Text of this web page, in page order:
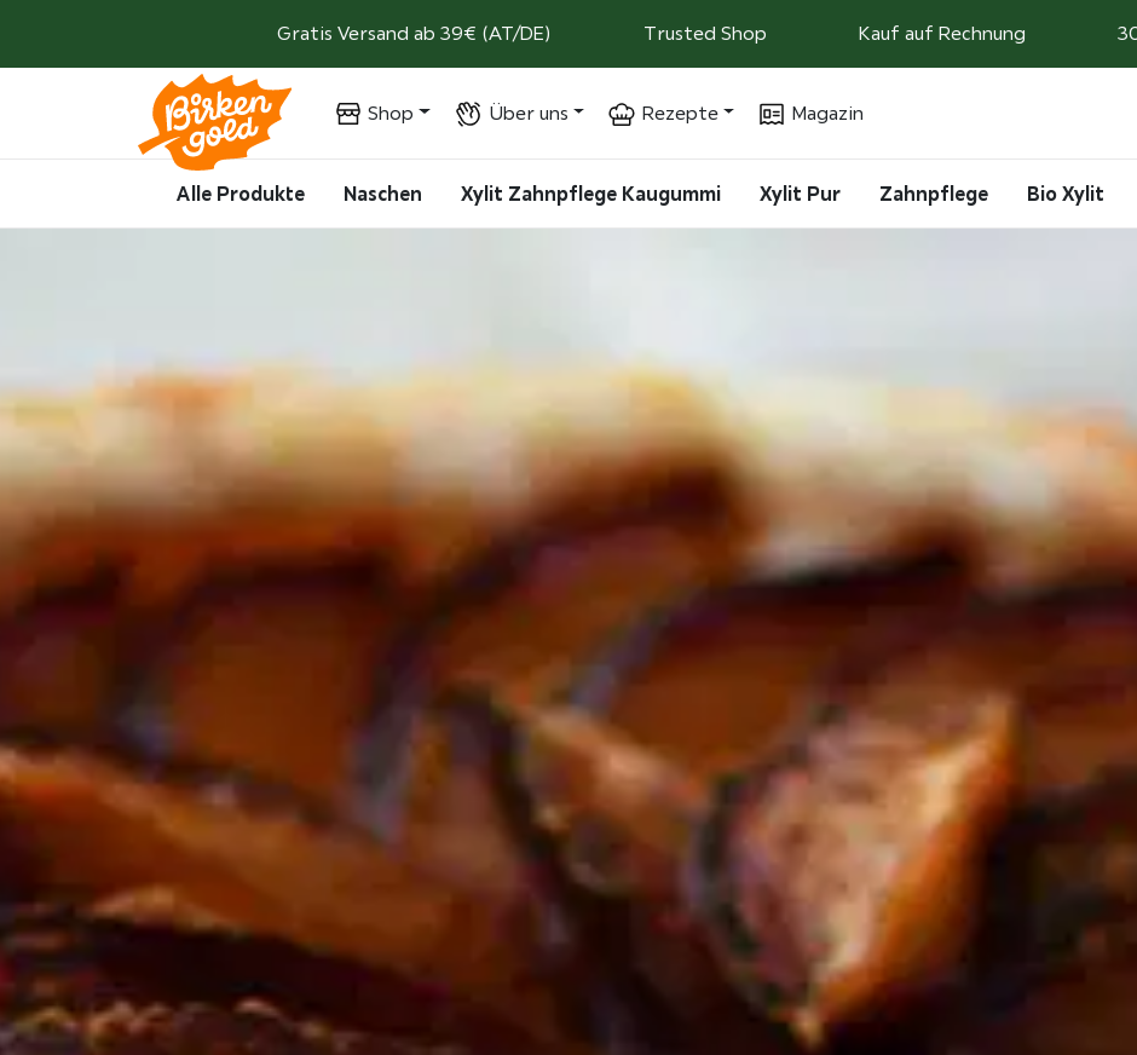
Gratis Versand ab 39€ (AT/DE) Trusted Shop Kauf auf Rechnung
Shop Über uns Rezepte Magazin
Alle Produkte Naschen Xylit Zahnpflege Kaugummi Xylit Pur Zahnpflege Bio Xylit